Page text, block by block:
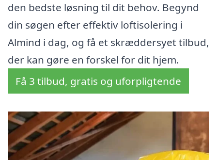
den bedste løsning til dit behov. Begynd
din søgen efter effektiv loftisolering i
Almind i dag, og få et skræddersyet tilbud,
der kan gøre en forskel for dit hjem.
Få 3 tilbud, gratis og uforpligtende